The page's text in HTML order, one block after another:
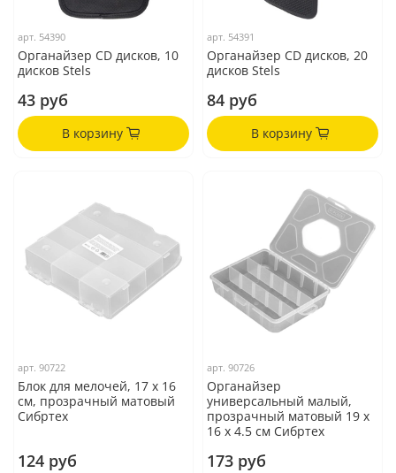
арт. 54390
Органайзер CD дисков, 10
дисков Stels
43 руб
В корзину
арт. 54391
Органайзер CD дисков, 20
дисков Stels
84 руб
В корзину
арт.90722
Блок для мелочей, 17 x 16
см, прозрачный матовый
Сибртех
124 руб
арт.90726
Органайзер
универсальный малый,
прозрачный матовый 19 х
16 х 4.5 см Сибртех
173 руб